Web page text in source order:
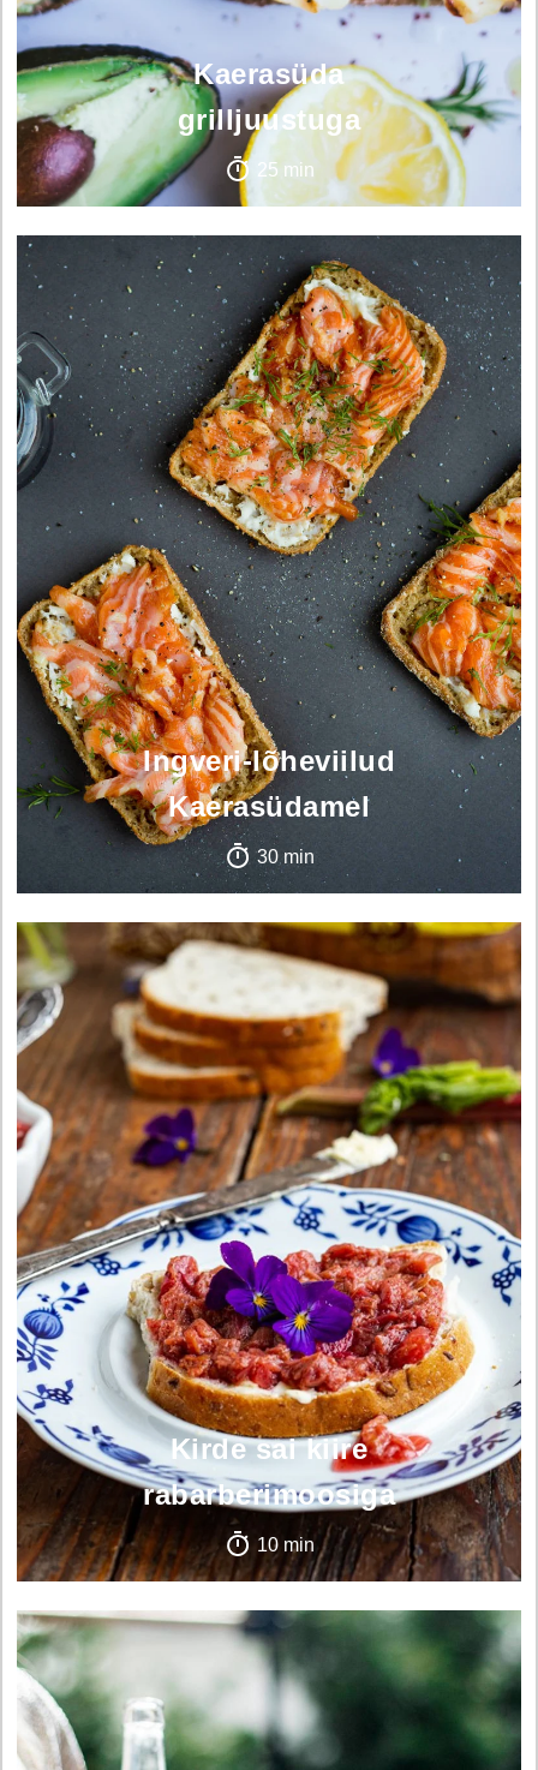
Kaerasüda
grilljuustuga
25 min
Ingveri-lõheviilud
Kaerasüdamel
30 min
Kirde sai kiire
rabarberimoosiga
10 min